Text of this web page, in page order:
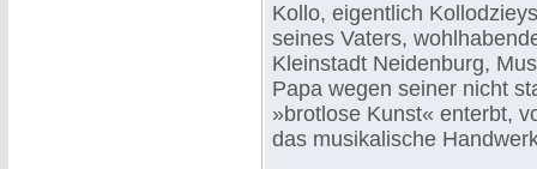
Kollo, eigentlich
seines Vaters,
Kleinstadt Neidenburg,
Papa wegen seiner nicht
»brotlose Kunst« enterbt,
das musikalische